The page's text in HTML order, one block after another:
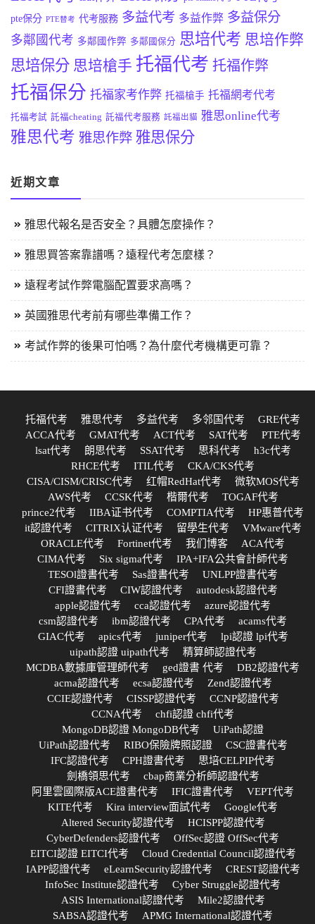
pte保分 PTE替考 代考服務 多益代考 多益作弊 多益保分
多鄰國代考 多鄰國作弊 多鄰國保分 思培代考 思培作弊
思培保分 思培槍手 托福代考 托福作弊
托福保分 托福家考作弊 托福槍手 托福網考代考
托福考試 託福cheating 託福代考服務 託福出貓 雅思online代考
雅思代考 雅思作弊 雅思保分
近期文章
雅思代報名是否安全？具體怎麼操作？
雅思買答案靠譜嗎？遠程代考怎麼樣？
遠程考試作弊電腦配置要求高嗎？
英國雅思代考前有哪些準備工作？
考試作弊的後果可怕嗎？為什麼代考機構更可靠？
托福代考 雅思代考 多益代考 多邻国代考
GRE代考
ACCA代考
GMAT代考 ACT代考 SAT代考
PTE代考
lsat代考
朗思代考 SSAT代考 思科代考
h3c代考
RHCE代考
ITIL代考
CKA/CKS代考
CISA/CISM/CRISC代考
红帽RedHat代考
微软MOS代考
AWS代考
CCSK代考 楷爾代考
TOGAF代考
prince2代考
IIBA证书代考 COMPTIA代考
HP惠普代考
it認證代考
CITRIX认证代考 留學生代考
VMware代考
ORACLE代考
Fortinet代考 我们博客
ACA代考
CIMA代考
Six sigma代考
IPA+IFA公共會計師代考
TESOl證書代考
Sas證書代考
UNLPP證書代考
CFI證書代考
CIW認證代考
autodesk認證代考
apple認證代考
cca認證代考
azure認證代考
csm認證代考
ibm認證代考 CPA代考
acams代考
GIAC代考
apics代考 juniper代考
lpi認證 lpi代考
uipath認證 uipath代考
精算師認證代考
MCDBA數據庫管理師代考
ged證書 代考
DB2認證代考
acma認證代考
ecsa認證代考
Zend認證代考
CCIE認證代考
CISSP認證代考
CCNP認證代考
CCNA代考
chfi認證 chfi代考
MongoDB認證 MongoDB代考
UiPath認證
UiPath認證代考
RIBO保險牌照認證
CSC證書代考
IFC認證代考
CPH證書代考
思培CELPIP代考
劍橋領思代考
cbap商業分析師認證代考
阿里雲國際版ACE證書代考
IFIC證書代考
VEPT代考
KITE代考
Kira interview面試代考
Google代考
Altered Security認證代考
HCISPP認證代考
CyberDefenders認證代考
OffSec認證 OffSec代考
EITCI認證 EITCI代考
Cloud Credential Council認證代考
IAPP認證代考
eLearnSecurity認證代考
CREST認證代考
InfoSec Institute認證代考
Cyber Struggle認證代考
ASIS International認證代考
Mile2認證代考
SABSA認證代考
APMG International認證代考